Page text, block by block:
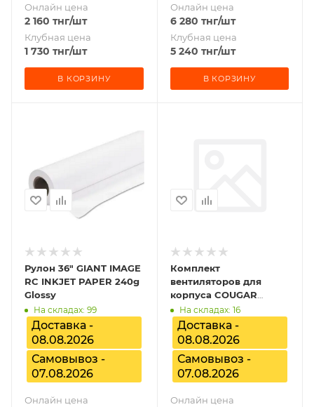
Онлайн цена
2 160 тнг/шт
Клубная цена
1 730 тнг/шт
В КОРЗИНУ
Онлайн цена
6 280 тнг/шт
Клубная цена
5 240 тнг/шт
В КОРЗИНУ
Рулон 36" GIANT IMAGE
RC INKJET PAPER 240g
Glossy
На складах: 99
Доставка -
08.08.2026
Самовывоз -
07.08.2026
Онлайн цена
Комплект
вентиляторов для
корпуса COUGAR
Unity360-RB ARGB, CF-
UN360RB-RGB
На складах: 16
Доставка -
08.08.2026
Самовывоз -
07.08.2026
Онлайн цена